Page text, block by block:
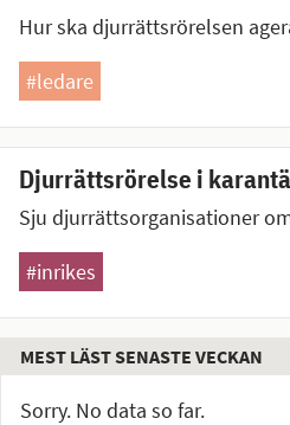
Hur ska djurrättsrörelsen
#ledare
Djurrättsrörelse i
Sju djurrättsorganisationer
#inrikes
MEST LÄST SENASTE VECKAN
Sorry. No data so far.